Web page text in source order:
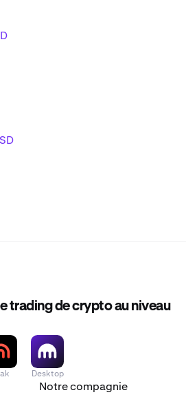
trading de crypto au niveau
Desktop
Notre compagnie